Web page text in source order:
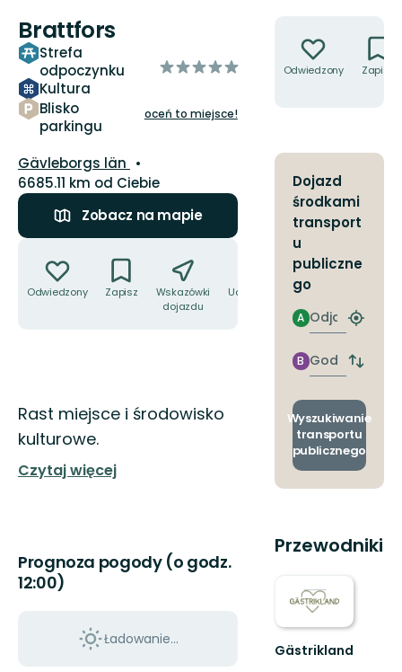
Brattfors
Strefa
odpoczynku
Kultura
Blisko
parkingu
z
gwiazdek
oceń to miejsce!
Województwo:
Gävleborgs län
6685.11 km od Ciebie
Zobacz na mapie
Odwiedzony Zapisz
Wskazówki
dojazdu
Udostępnij
Opis
Rast miejsce i środowisko
kulturowe.
Czytaj więcej
Prognoza pogody (o godz.
12:00)
Ładowanie...
Odwiedzony Zapisz
Dojazd
środkami
transport
u
publiczne
go
Odjazd
A
Znajdź
Godzinie
przyjazdu
B
Zmiana
i
Wyszukiwanie
transportu
publicznego
Przewodniki
Gästrikland